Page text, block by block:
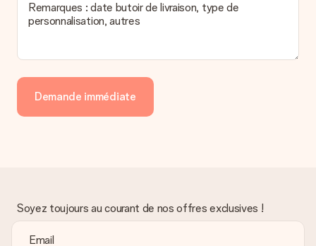
Remarques : date butoir de livraison, type de
personnalisation, autres
Demande immédiate
Soyez toujours au courant de nos offres exclusives !